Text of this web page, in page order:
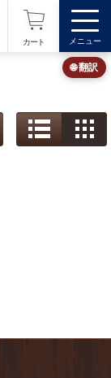
カート メニュー
🌐 翻訳